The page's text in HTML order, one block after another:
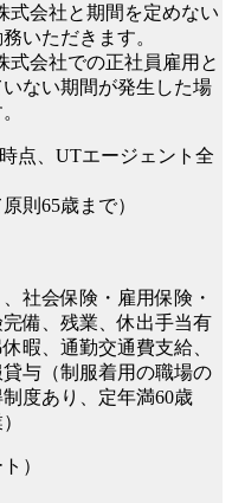
式会社と期間を定めない
いただきます。
式会社での正社員雇用と
ない期間が発生した場
点、UTエージェント全
則65歳まで）
社会保険・雇用保険・
備、残業、休出手当有
暇、通勤交通費支給、
与（制服着用の職場の
度あり、定年満60歳
）